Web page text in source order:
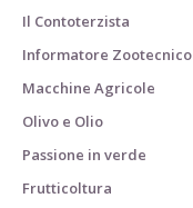
Il Contoterzista
Informatore Zootecnico
Macchine Agricole
Olivo e Olio
Passione in verde
Frutticoltura